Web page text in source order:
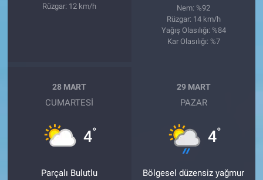
Rüzgar: 12 km/h
Nem: %92
Rüzgar: 14 km/h
Yağış Olasılığı: %84
Kar Olasılığı: %7
28 MART
CUMARTESI
4°
Parçalı Bulutlu
29 MART
PAZAR
4°
Bölgesel düzensiz yağmur